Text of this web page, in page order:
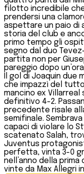
filotto incredibile
prendersi una
aspettare un paio di
storia del club e
primo tempo gli
segno dal duo
partita non per
pareggio dopo
Il gol di Joaquin due
che impazzì del
mancino ex
definitivo 4-2.
precedente risale
semifinale.
capaci di violare lo
scatenato Salah,
Juventus
perfetta, vinta 3-0
nell’anno della
vinte da Max Allegri